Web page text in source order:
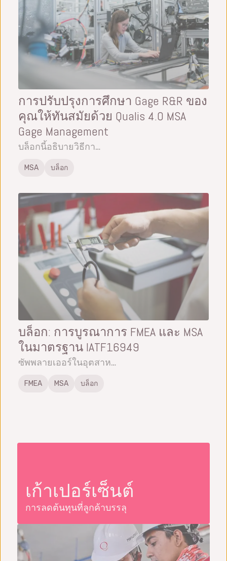
การปรับปรุงการศึกษา Gage R&R ของ
คุณให้ทันสมัยด้วย Qualis 4.0 MSA
Gage Management
บล็อกนี้อธิบายวิธีกา…
MSA บล็อก
บล็อก: การบูรณาการ FMEA และ MSA
ในมาตรฐาน IATF16949
ซัพพลายเออร์ในอุตสาห…
FMEA MSA บล็อก
เก้าเปอร์เซ็นต์
การลดต้นทุนที่ลูกค้าบรรลุ